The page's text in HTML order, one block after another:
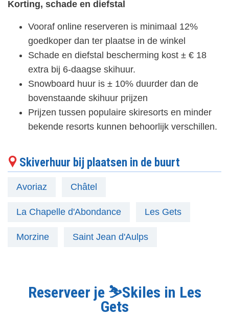
Korting, schade en diefstal
Vooraf online reserveren is minimaal 12%
goedkoper dan ter plaatse in de winkel
Schade en diefstal bescherming kost ± € 18
extra bij 6-daagse skihuur.
Snowboard huur is ± 10% duurder dan de
bovenstaande skihuur prijzen
Prijzen tussen populaire skiresorts en minder
bekende resorts kunnen behoorlijk verschillen.
Skiverhuur bij plaatsen in de buurt
Avoriaz Châtel
La Chapelle d'Abondance Les Gets
Morzine Saint Jean d'Aulps
Reserveer je ⛷️Skiles in Les
Gets